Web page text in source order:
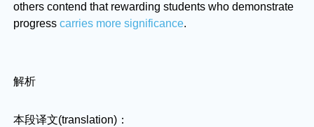
others contend that rewarding students who demonstrate
progresscarries more significance.
解析
本段译文(translation)：